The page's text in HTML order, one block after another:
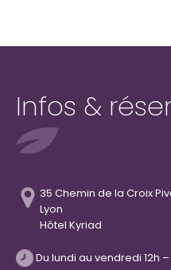
Infos &
35 Chemin de la Croix
Lyon
Hôtel Kyriad
Du lundi au vendredi 12h –